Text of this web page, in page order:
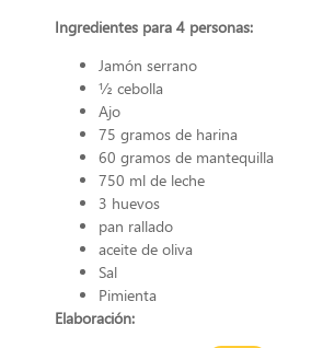
Ingredientes para 4 personas:
Jamón serrano
½ cebolla
Ajo
75 gramos de harina
60 gramos de mantequilla
750 ml de leche
3 huevos
pan rallado
aceite de oliva
Sal
Pimienta
Elaboración: